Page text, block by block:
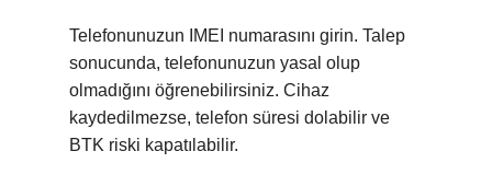
Telefonunuzun IMEI numarasını girin. Talep
sonucunda, telefonunuzun yasal olup
olmadığını öğrenebilirsiniz. Cihaz
kaydedilmezse, telefon süresi dolabilir ve
BTK riski kapatılabilir.